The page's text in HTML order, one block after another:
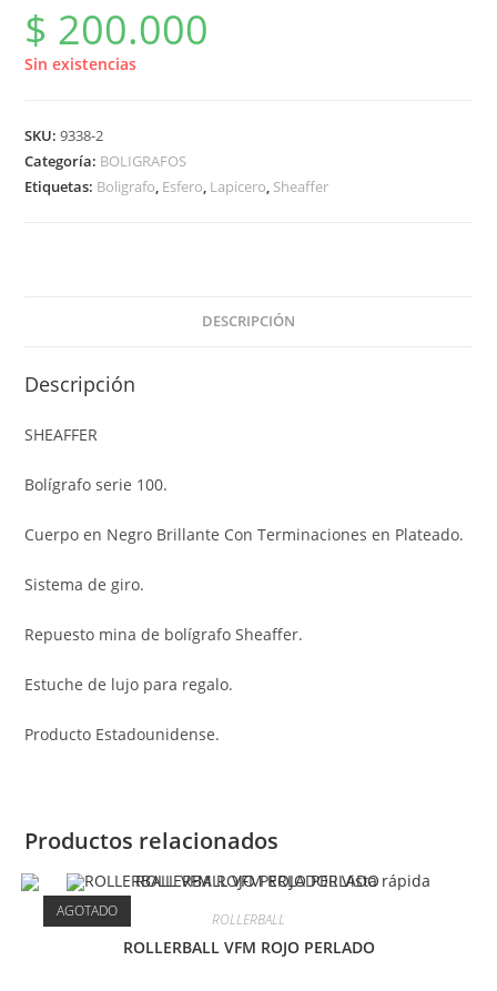
$ 200.000
Sin existencias
SKU:9338-2
Categoría: BOLIGRAFOS
Etiquetas: Boligrafo Esfero Lapicero Sheaffer
DESCRIPCIÓN
Descripción
SHEAFFER
Bolígrafo serie 100.
Cuerpo en Negro Brillante Con Terminaciones en Plateado.
Sistema de giro.
Repuesto mina de bolígrafo Sheaffer.
Estuche de lujo para regalo.
Producto Estadounidense.
Productos relacionados
AGOTADO
Vista rápida
ROLLERBALL
ROLLERBALL VFM ROJO PERLADO